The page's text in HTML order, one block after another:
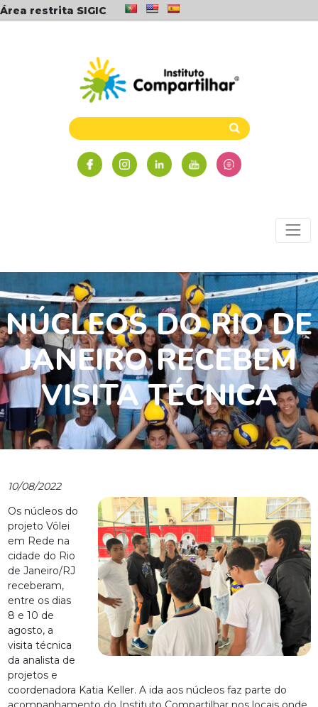
Área restrita SIGIC
NÚCLEOS DO RIO DE
JANEIRO RECEBEM
VISITA TÉCNICA
10/08/2022
Os núcleos do
projeto Vôlei
em Rede na
cidade do Rio
de Janeiro/RJ
receberam,
entre os dias
8 e 10 de
agosto, a
visita técnica
da analista de
projetos e
coordenadora Katia Keller. A ida aos núcleos faz parte do